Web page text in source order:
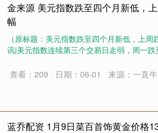
金来源 美元指数跌至四个月新低，
幅
（原标题：美元指数跌至四个月新低，上
讯|美元指数连续第三个交易日走弱，周一
查看：209 日期：06-01 来源：一直
蓝乔配资 1月9日菜百首饰黄金价格
14110.12 -34.08 -0.24% 沪